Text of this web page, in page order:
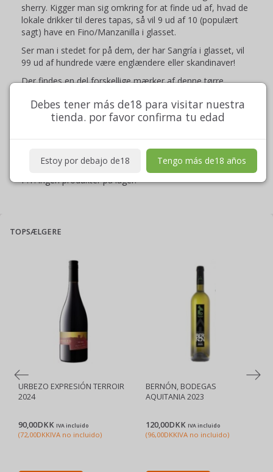
sherry. Kigger man sig omkring for at finde ud af, hvad de
lokale drikker til deres tapas, så vil 9 ud af 10 (populært
sagt) have en Fino/Manzanilla i glasset.
Ser man i stedet for på dem, der har Sangría i glasset, vil
99 ud af hundrede være englændere eller skandinaver!
Der findes en del forskellige mærker af denne tørre
og "La Guita" i Sanlucar de Barrameda.
P.T. ingen produkter på lager!
TOPSÆLGERE
URBEZO EXPRESIÓN TERROIR
2024
90,00DKK IVA incluido
(72,00DKKIVA no incluido)
BERNÓN, BODEGAS
AQUITANIA 2023
120,00DKK IVA incluido
(96,00DKKIVA no incluido)
Debes tener más de18 para visitar nuestra
tienda. por favor confirma tu edad
Estoy por debajo de18 Tengo más de18 años